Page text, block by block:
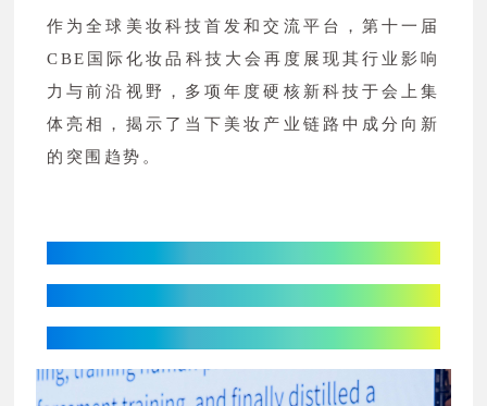
作为全球美妆科技首发和交流平台，第十一届
CBE国际化妆品科技大会再度展现其行业影响
力与前沿视野，多项年度硬核新科技于会上集
体亮相，揭示了当下美妆产业链路中成分向新
的突围趋势。